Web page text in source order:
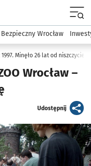
Dla mieszkańca
Bezpieczny Wrocław
1997. Minęło 26 lat od
Wrocław –
Udostępnijartykuł